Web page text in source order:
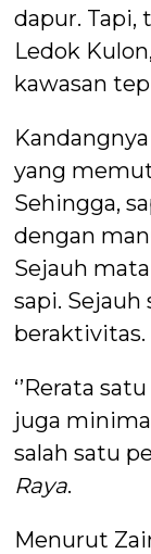
dapur. Tapi,
Ledok
kawasan
yang
Sehingga,
dengan
Sejauh
sapi.
beraktivitas.
‘’Rerata
juga
salah satu
Raya.
Menurut